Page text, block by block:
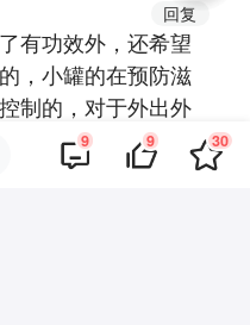
回复
有功效外，还希望
，小罐的在预防滋
制的，对于外出外
9 9 30